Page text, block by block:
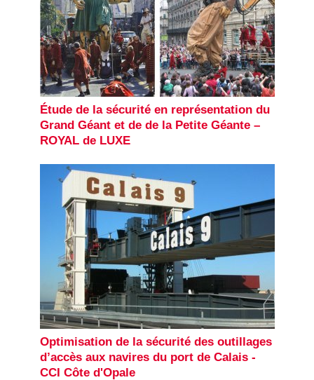
Étude de la sécurité en représentation du
Grand Géant et de de la Petite Géante –
ROYAL de LUXE
Optimisation de la sécurité des outillages
d’accès aux navires du port de Calais -
CCI Côte d'Opale